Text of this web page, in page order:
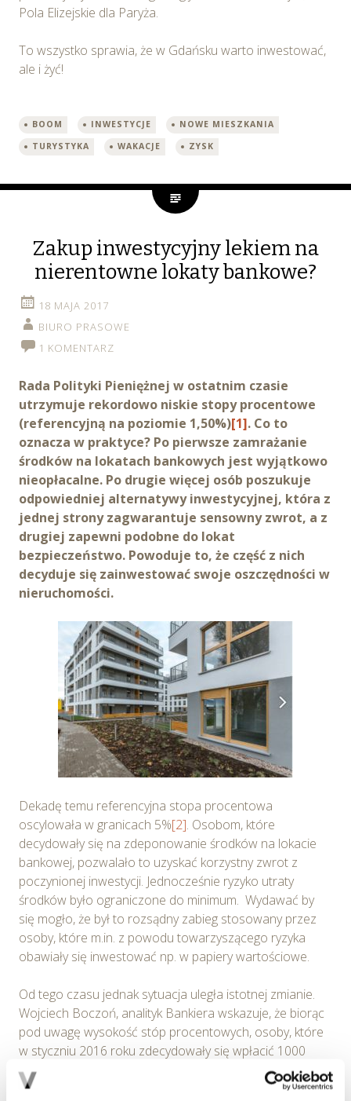
Pola Elizejskie dla Paryża.
To wszystko sprawia, że w Gdańsku warto inwestować,
ale i żyć!
BOOM INWESTYCJE
NOWE MIESZKANIA
TURYSTYKA
WAKACJE ZYSK
Zakup inwestycyjny lekiem na
nierentowne lokaty bankowe?
18 MAJA 2017
BIURO PRASOWE
1 KOMENTARZ
Rada Polityki Pieniężnej w ostatnim czasie
utrzymuje rekordowo niskie stopy procentowe
(referencyjną na poziomie 1,50%)[1]. Co to
oznacza w praktyce? Po pierwsze zamrażanie
środków na lokatach bankowych jest wyjątkowo
nieopłacalne. Po drugie więcej osób poszukuje
odpowiedniej alternatywy inwestycyjnej, która z
jednej strony zagwarantuje sensowny zwrot, a z
drugiej zapewni podobne do lokat
bezpieczeństwo. Powoduje to, że część z nich
decyduje się zainwestować swoje oszczędności w
nieruchomości.
Dekadę temu referencyjna stopa procentowa
oscylowała w granicach 5%[2]. Osobom, które
decydowały się na zdeponowanie środków na lokacie
bankowej, pozwalało to uzyskać korzystny zwrot z
poczynionej inwestycji. Jednocześnie ryzyko utraty
środków było ograniczone do minimum. Wydawać by
się mogło, że był to rozsądny zabieg stosowany przez
osoby, które m.in. z powodu towarzyszącego ryzyka
obawiały się inwestować np. w papiery wartościowe.
Od tego czasu jednak sytuacja uległa istotnej zmianie.
Wojciech Boczoń, analityk Bankiera wskazuje, że biorąc
pod uwagę wysokość stóp procentowych, osoby, które
w styczniu 2016 roku zdecydowały się wpłacić 1000
złotych na bezpłatny ROR, rok później realnie były
biedniejsze o 18 złotych. Wszystko za sprawą inflacji